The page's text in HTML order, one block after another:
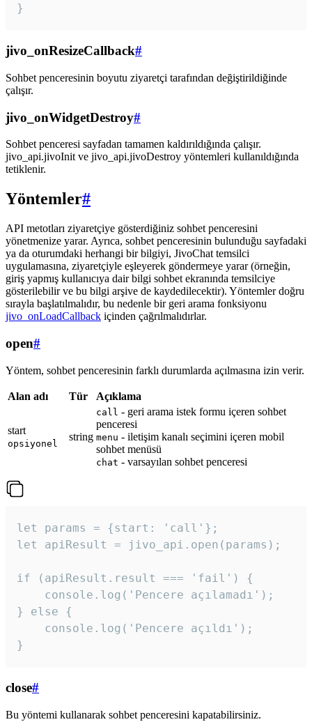
}
jivo_onResizeCallback#
Sohbet penceresinin boyutu ziyaretçi tarafından değiştirildiğinde
çalışır.
jivo_onWidgetDestroy#
Sohbet penceresi sayfadan tamamen kaldırıldığında çalışır.
jivo_api.jivoInit ve jivo_api.jivoDestroy yöntemleri kullanıldığında
tetiklenir.
Yöntemler#
API metotları ziyaretçiye gösterdiğiniz sohbet penceresini
yönetmenize yarar. Ayrıca, sohbet penceresinin bulunduğu sayfadaki
ya da oturumdaki herhangi bir bilgiyi, JivoChat temsilci
uygulamasına, ziyaretçiyle eşleyerek göndermeye yarar (örneğin,
giriş yapmış kullanıcıya dair bilgi sohbet ekranında temsilciye
gösterilebilir ve bu bilgi arşive de kaydedilecektir). Yöntemler doğru
sırayla başlatılmalıdır, bu nedenle bir geri arama fonksiyonu
jivo_onLoadCallback içinden çağrılmalıdırlar.
open#
Yöntem, sohbet penceresinin farklı durumlarda açılmasına izin verir.
Alan adı Tür Açıklama
start
opsiyonel
string
call - geri arama istek formu içeren sohbet
penceresi
menu - iletişim kanalı seçimini içeren mobil
sohbet menüsü
chat - varsayılan sohbet penceresi
let params = {start: 'call'};
let apiResult = jivo_api.open(params);
if (apiResult.result === 'fail') {
    console.log('Pencere açılamadı');
} else {
    console.log('Pencere açıldı');
}
close#
Bu yöntemi kullanarak sohbet penceresini kapatabilirsiniz.